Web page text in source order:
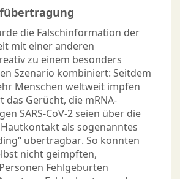
die Falschinformation der
mit einer anderen
zu einem besonders
Szenario kombiniert: Seitdem
Menschen weltweit impfen
das Gerücht, die mRNA-
SARS-CoV-2 seien über die
als sogenanntes
übertragbar. So könnten
nicht geimpften,
Fehlgeburten